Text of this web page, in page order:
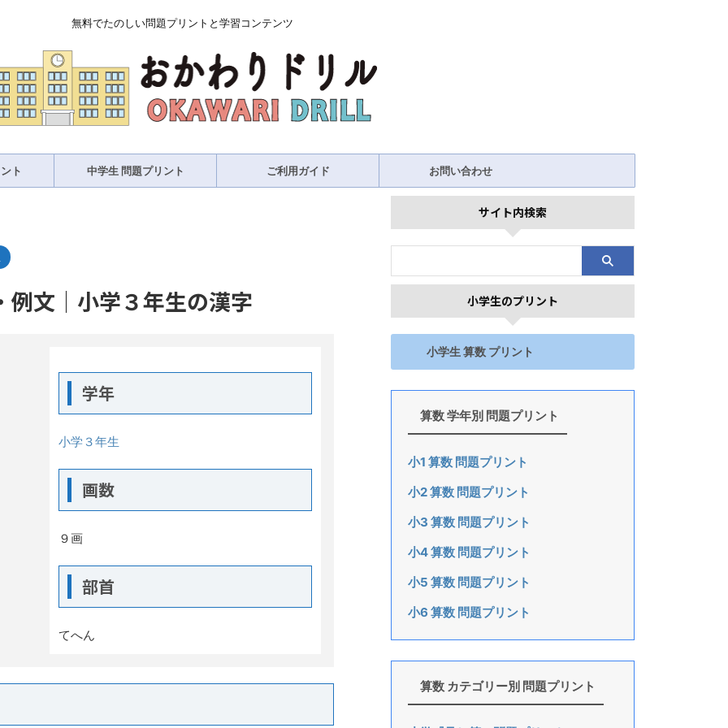
無料でたのしい問題プリントと学習コンテンツ
ト 中学生 問題プリント ご利用ガイド お問い合わせ
文｜小学３年生の漢字
学年
小学３年生
画数
９画
部首
てへん
サイト内検索
小学生のプリント
小学生 算数 プリント
算数 学年別 問題プリント
小1 算数 問題プリント
小2 算数 問題プリント
小3 算数 問題プリント
小4 算数 問題プリント
小5 算数 問題プリント
小6 算数 問題プリント
算数 カテゴリー別 問題プリント